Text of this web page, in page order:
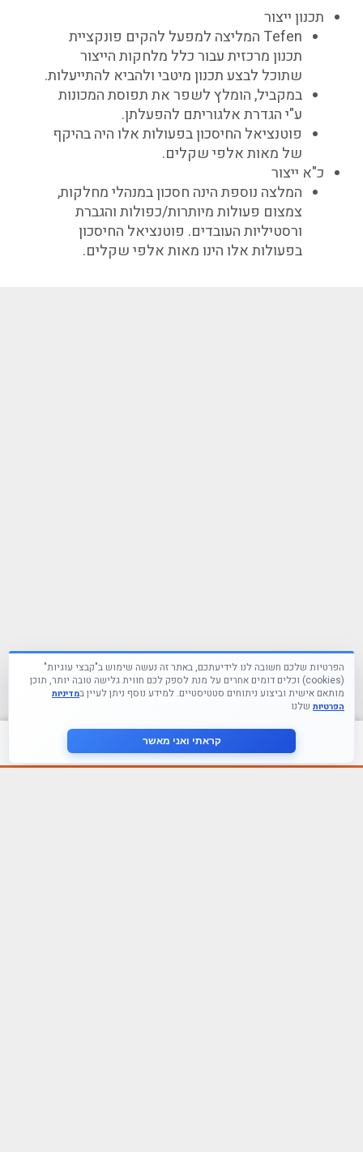
צור קשר
תכנון ייצור
Tefen המליצה למפעל להקים פונקציית
תכנון מרכזית עבור כלל מלחקות הייצור
שתוכל לבצע תכנון מיטבי ולהביא להתייעלות.
במקביל, הומלץ לשפר את תפוסת המכונות
ע"י הגדרת אלגוריתם להפעלתן.
פוטנציאל החיסכון בפעולות אלו היה בהיקף
של מאות אלפי שקלים.
כ"א ייצור
המלצה נוספת הינה חסכון במנהלי מחלקות,
צמצום פעולות מיותרות/כפולות והגברת
ורסטיליות העובדים. פוטנציאל החיסכון
בפעולות אלו הינו מאות אלפי שקלים.
הפרטיות שלכם חשובה לנו לידיעתכם, באתר זה נעשה שימוש ב"קבצי עוגיות"
(cookies) וכלים דומים אחרים על מנת לספק לכם חווית גלישה טובה יותר, תוכן
מותאם אישית וביצוע ניתוחים סטטיסטיים. למידע נוסף ניתן לעיין במדיניות
הפרטיות שלנו
קראתי ואני מאשר